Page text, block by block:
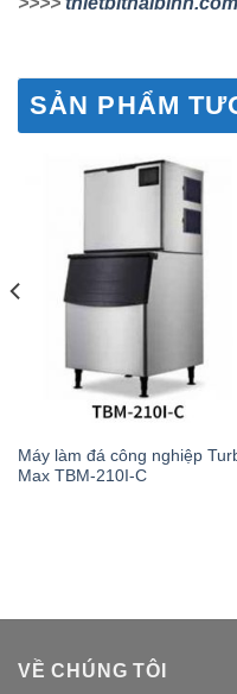
SẢN PHẨM
Máy làm đá công nghiệp
Max TBM-210I-C
VỀ CHÚNG TÔI